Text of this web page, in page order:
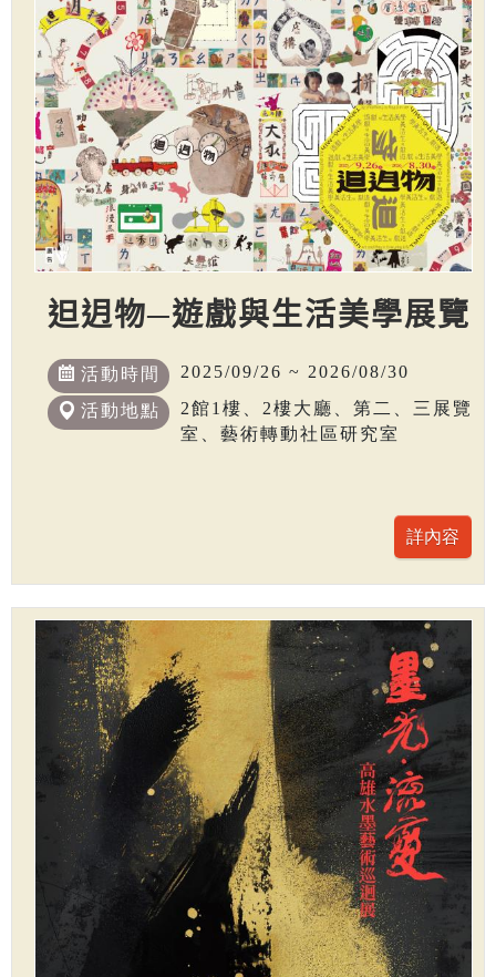
𨑨迌物─遊戲與生活美學展覽
活動時間 2025/09/26 ~ 2026/08/30
活動地點
2館1樓、2樓大廳、第二、三展覽
室、藝術轉動社區研究室